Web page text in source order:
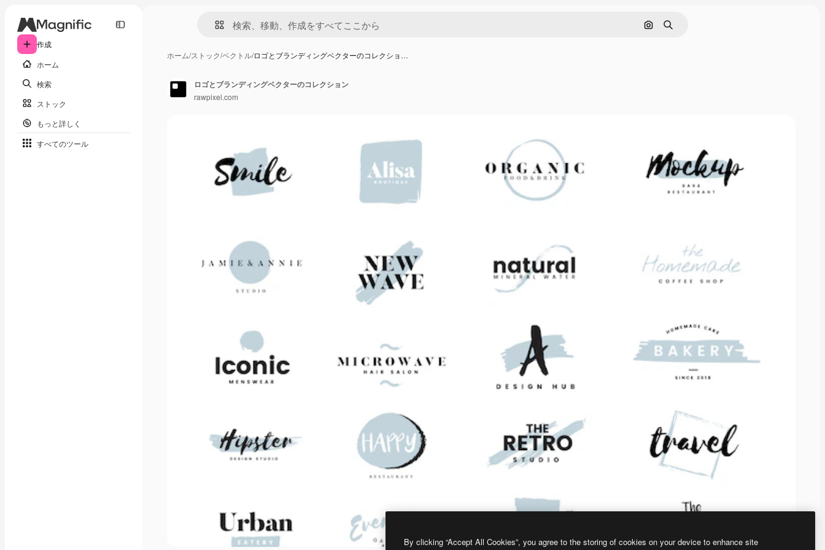
作成
ホーム
検索
ストック
もっと詳しく
すべてのツール
画像で検索
検索
ホーム/ストック/ベクトル/ロゴとブランディングベクターのコレクショ…
ロゴとブランディングベクターのコレクション
rawpixel.com
By clicking “Accept All Cookies”, you agree to the storing of cookies on your device to enhance site